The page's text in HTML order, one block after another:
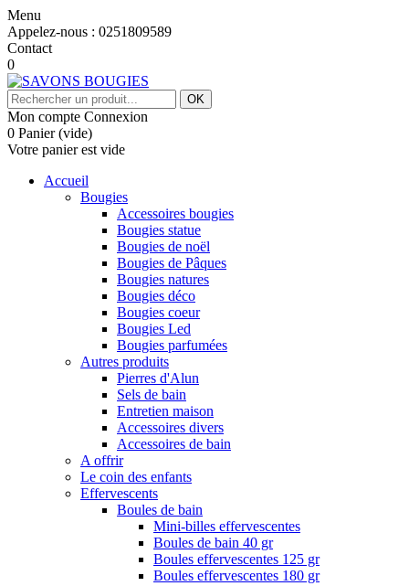
Menu
Appelez-nous : 0251809589
Contact
0
OK
Mon compte Connexion
0 Panier (vide)
Votre panier est vide
Accueil
Bougies
Accessoires bougies
Bougies statue
Bougies de noël
Bougies de Pâques
Bougies natures
Bougies déco
Bougies coeur
Bougies Led
Bougies parfumées
Autres produits
Pierres d'Alun
Sels de bain
Entretien maison
Accessoires divers
Accessoires de bain
A offrir
Le coin des enfants
Effervescents
Boules de bain
Mini-billes effervescentes
Boules de bain 40 gr
Boules effervescentes 125 gr
Boules effervescentes 180 gr